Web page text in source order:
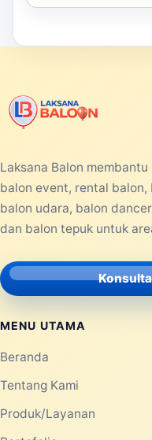
Laksana Balon
balon event, rental
balon udara, balon
dan balon tepuk untuk
MENU UTAMA
Beranda
Tentang Kami
Produk/Layanan